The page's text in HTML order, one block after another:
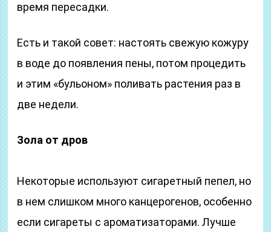
время пересадки.
Есть и такой совет: настоять свежую кожуру
в воде до появления пены, потом процедить
и этим «бульоном» поливать растения раз в
две недели.
Зола от дров
Некоторые используют сигаретный пепел, но
в нем слишком много канцерогенов, особенно
если сигареты с ароматизаторами. Лучше